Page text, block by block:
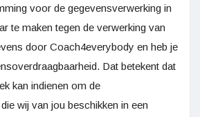
voor de gegevensverwerking in
te maken tegen de verwerking van
door Coach4everybody en heb je
Dat betekent dat
kan indienen om de
wij van jou beschikken in een